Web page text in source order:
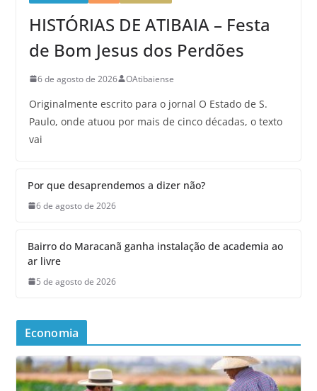
HISTÓRIAS DE ATIBAIA – Festa
de Bom Jesus dos Perdões
6 de agosto de 2026 OAtibaiense
Originalmente escrito para o jornal O Estado de S.
Paulo, onde atuou por mais de cinco décadas, o texto
vai
Por que desaprendemos a dizer não?
6 de agosto de 2026
Bairro do Maracanã ganha instalação de academia ao
ar livre
5 de agosto de 2026
Economia